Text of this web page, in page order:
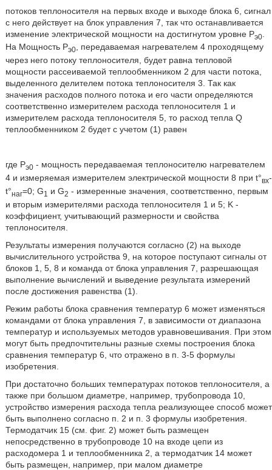
потоков теплоносителя на первых входе и выходе блока 6, сигнал
с него действует на блок управления 7, так что останавливается
изменение электрической мощности на достигнутом уровне Рэ0.
На Мощность Рэ0, передаваемая нагревателем 4 проходящему
через него потоку теплоносителя, будет равна тепловой
мощности рассеиваемой теплообменником 2 для части потока,
выделенного делителем потока теплоносителя 3. Так как
значения расходов полного потока и его части определяются
соответственно измерителем расхода теплоносителя 1 и
измерителем расхода теплоносителя 5, то расход тепла Q
теплообменником 2 будет с учетом (1) равен
где Рэ0- мощность передаваемая теплоносителю нагревателем
4 и измеряемая измерителем электрической мощности 8 при t°вх-
t°наг=0; G1 и G2 - измеренные значения, соответственно, первым
и вторым измерителями расхода теплоносителя 1 и 5; K -
коэффициент, учитывающий размерности и свойства
теплоносителя.
Результаты измерения получаются согласно (2) на выходе
вычислительного устройства 9, на которое поступают сигналы от
блоков 1, 5, 8 и команда от блока управления 7, разрешающая
выполнение вычислений и выведение результата измерений
после достижения равенства (1).
Режим работы блока сравнения температур 6 может изменяться
командами от блока управления 7, в зависимости от диапазона
температур и используемых методов уравновешивания. При этом
могут быть предпочтительны разные схемы построения блока
сравнения температур 6, что отражено в п. 3-5 формулы
изобретения.
При достаточно больших температурах потоков теплоносителя, а
также при большом диаметре, например, трубопровода 10,
устройство измерения расхода тепла реализующее способ может
быть выполнено согласно п. 2 и п. 3 формулы изобретения.
Термодатчик 15 (см. фиг. 2) может быть размещен
непосредственно в трубопроводе 10 на входе цепи из
расходомера 1 и теплообменника 2, а термодатчик 14 может
быть размещен, например, при малом диаметре